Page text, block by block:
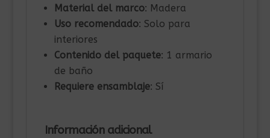
Material del marco: Madera
Uso recomendado: Solo para
interiores
Contenido del paquete: 1 armario
de baño
Requiere ensamblaje: Sí
Información adicional